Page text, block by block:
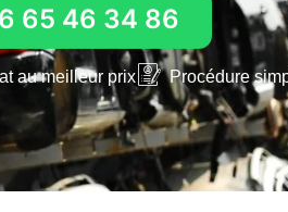
65 46 34 86
au meilleur prix Procédure